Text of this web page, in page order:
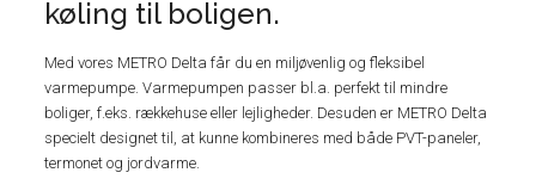
køling til boligen.
Med vores METRO Delta får du en miljøvenlig og fleksibel
varmepumpe. Varmepumpen passer bl.a. perfekt til mindre
boliger, f.eks. rækkehuse eller lejligheder. Desuden er METRO Delta
specielt designet til, at kunne kombineres med både PVT-paneler,
termonet og jordvarme.